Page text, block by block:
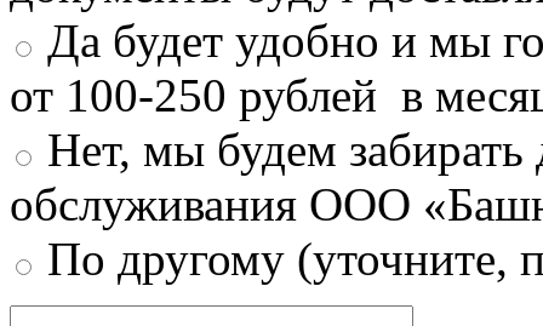
Да будет удобно и мы
от 100-250 рублей в
Нет, мы будем
обслуживания ООО
По другому (уточните,